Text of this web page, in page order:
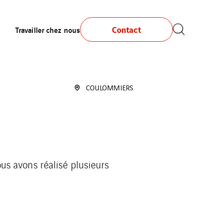
Travailler chez nous Contact
COULOMMIERS
avons réalisé plusieurs